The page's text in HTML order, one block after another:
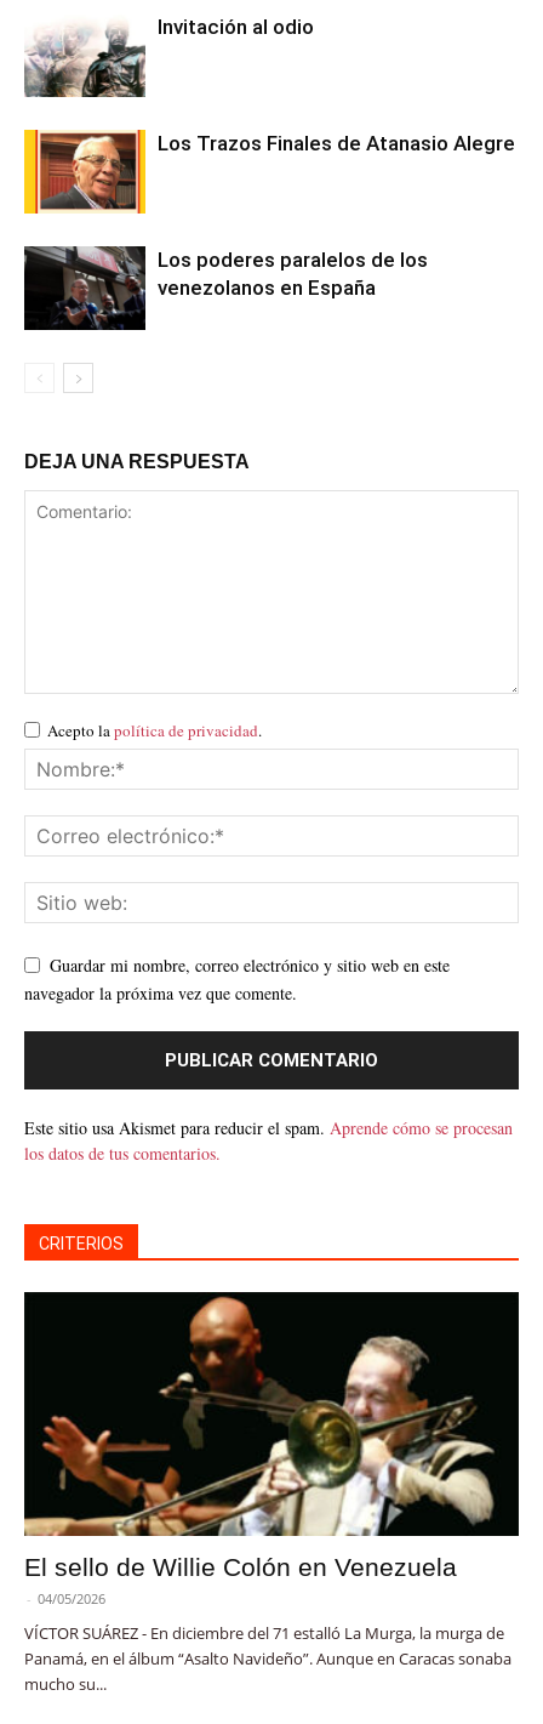
Invitación al odio
Los Trazos Finales de Atanasio Alegre
Los poderes paralelos de los
venezolanos en España
DEJA UNA RESPUESTA
Acepto lapolítica de privacidad.
Guardar mi nombre, correo electrónico y sitio web en este
navegador la próxima vez que comente.
Este sitio usa Akismet para reducir el spam. Aprende cómo se procesan
los datos de tus comentarios.
CRITERIOS
El sello de Willie Colón en Venezuela
- 04/05/2026
VÍCTOR SUÁREZ - En diciembre del 71 estalló La Murga, la murga de
Panamá, en el álbum “Asalto Navideño”. Aunque en Caracas sonaba
mucho su...